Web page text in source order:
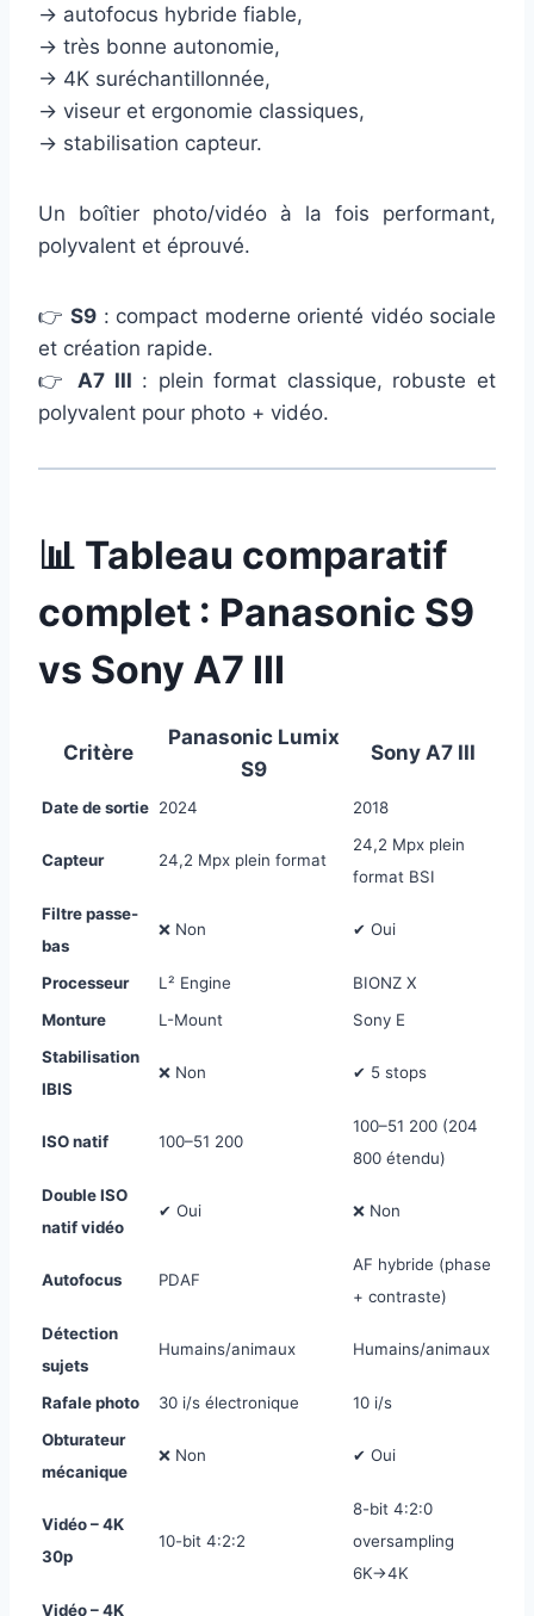
→ autofocus hybride fiable,
→ très bonne autonomie,
→ 4K suréchantillonnée,
→ viseur et ergonomie classiques,
→ stabilisation capteur.
Un boîtier photo/vidéo à la fois performant,
polyvalent et éprouvé.
👉 S9 : compact moderne orienté vidéo sociale
et création rapide.
👉A7 III : plein format classique, robuste et
polyvalent pour photo + vidéo.
📊 Tableau comparatif
complet : Panasonic S9
vs Sony A7 III
Critère
Panasonic Lumix
S9
Sony A7 III
Date de sortie 2024 2018
Capteur 24,2 Mpx plein format
24,2 Mpx plein
format BSI
Filtre passe-
bas
❌ Non ✔ Oui
Processeur L² Engine
BIONZ X
Monture
L-Mount
Sony E
Stabilisation
IBIS
❌ Non ✔ 5 stops
ISO natif 100–51 200
100–51 200 (204
800 étendu)
Double ISO
natif vidéo
✔ Oui ❌ Non
Autofocus PDAF
AF hybride (phase
+ contraste)
Détection
sujets
Humains/animaux Humains/animaux
Rafale photo 30 i/s électronique
10 i/s
Obturateur
mécanique
❌ Non ✔ Oui
Vidéo – 4K
30p
10-bit 4:2:2
8-bit 4:2:0
oversampling
6K→4K
Vidéo – 4K